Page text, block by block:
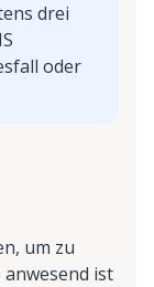
drei
oder
um zu
ist